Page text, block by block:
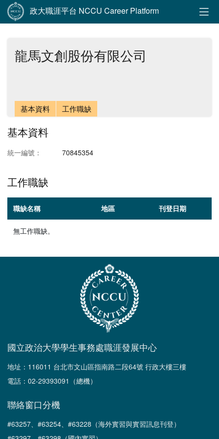
政大職涯平台 NCCU Career Platform
龍馬文創股份有限公司
基本資料 工作職缺
基本資料
統一編號： 70845354
工作職缺
職缺名稱 地區 刊登日期
無工作職缺。
國立政治大學學生事務處職涯發展中心
地址：116011 台北市文山區指南路二段64號 行政大樓三樓
電話：02-29393091（總機）
聯絡窗口分機
#63257、#63254、#63228（海外實習與實習訊息刊登）